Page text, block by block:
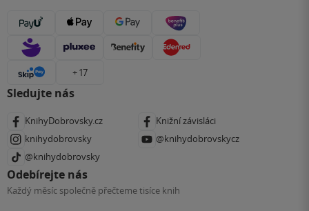
+ 17
Sledujte nás
KnihyDobrovsky.cz
Knižní závisláci
knihydobrovsky
@knihydobrovskycz
@knihydobrovsky
Odebírejte nás
Každý měsíc společně přečteme tisíce knih